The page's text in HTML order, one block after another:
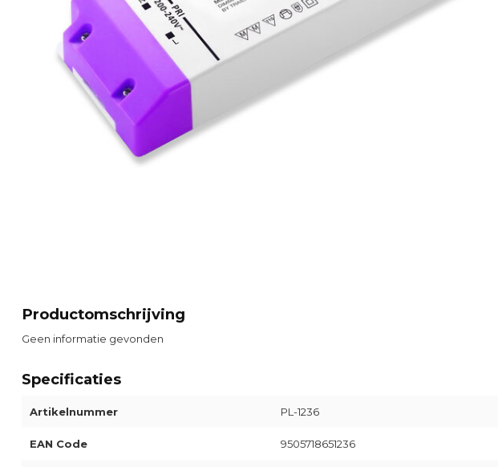
Productomschrijving
Geen informatie gevonden
Specificaties
Artikelnummer PL-1236
EAN Code 9505718651236